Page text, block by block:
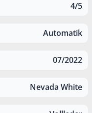
4/5
Automatik
07/2022
Nevada White